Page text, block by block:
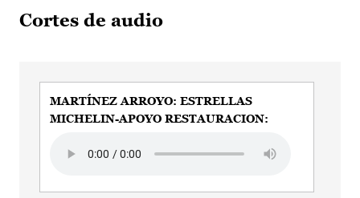
Cortes de audio
MARTÍNEZ ARROYO: ESTRELLAS
MICHELIN-APOYO RESTAURACION: